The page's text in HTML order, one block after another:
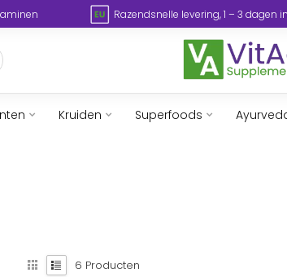
Razendsnelle levering, 1 – 3 dagen
Kruiden Superfoods
6 Producten